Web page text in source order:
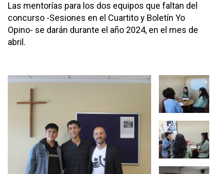
Las mentorías para los dos equipos que faltan del
concurso -Sesiones en el Cuartito y Boletín Yo
Opino- se darán durante el año 2024, en el mes de
abril.